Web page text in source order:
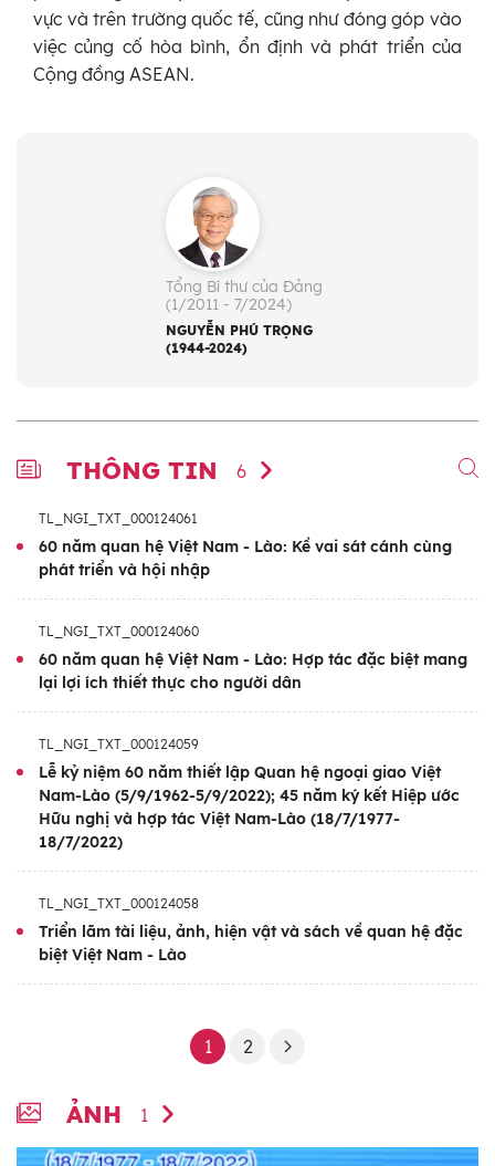
vực và trên trường quốc tế, cũng như đóng góp vào
việc củng cố hòa bình, ổn định và phát triển của
Cộng đồng ASEAN.
Tổng Bí thư của Đảng
(1/2011 - 7/2024)
NGUYỄN PHÚ TRỌNG
(1944-2024)
THÔNG TIN 6
TL_NGI_TXT_000124061
60 năm quan hệ Việt Nam - Lào: Kề vai sát cánh cùng
phát triển và hội nhập
TL_NGI_TXT_000124060
60 năm quan hệ Việt Nam - Lào: Hợp tác đặc biệt mang
lại lợi ích thiết thực cho người dân
TL_NGI_TXT_000124059
Lễ kỷ niệm 60 năm thiết lập Quan hệ ngoại giao Việt
Nam-Lào (5/9/1962-5/9/2022); 45 năm ký kết Hiệp ước
Hữu nghị và hợp tác Việt Nam-Lào (18/7/1977-
18/7/2022)
TL_NGI_TXT_000124058
Triển lãm tài liệu, ảnh, hiện vật và sách về quan hệ đặc
biệt Việt Nam - Lào
1 2
ẢNH 1